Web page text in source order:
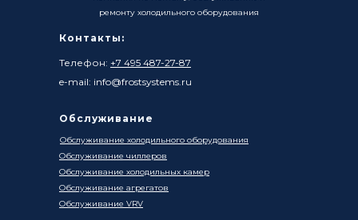
Контакты:
Телефон: +7 495 487-27-87
e-mail: info@frostsystems.ru
ремонту холодильного оборудования
Обслуживание
Обслуживание холодильного оборудования
Обслуживание чиллеров
Обслуживание холодильных камер
Обслуживание агрегатов
Обслуживание VRV